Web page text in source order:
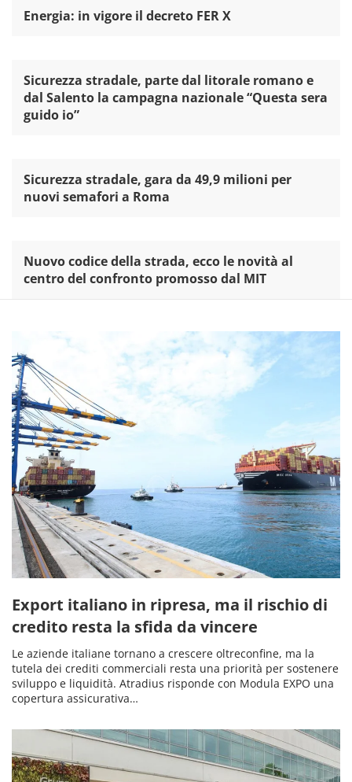
Energia: in vigore il decreto FER X
Sicurezza stradale, parte dal litorale romano e
dal Salento la campagna nazionale “Questa sera
guido io”
Sicurezza stradale, gara da 49,9 milioni per
nuovi semafori a Roma
Nuovo codice della strada, ecco le novità al
centro del confronto promosso dal MIT
Export italiano in ripresa, ma il rischio di
credito resta la sfida da vincere
Le aziende italiane tornano a crescere oltreconfine, ma la
tutela dei crediti commerciali resta una priorità per sostenere
sviluppo e liquidità. Atradius risponde con Modula EXPO una
copertura assicurativa…